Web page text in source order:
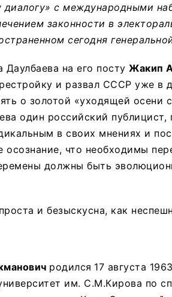
диалогу» с международными
законности в
сегодня
на его посту Жакип
и развал СССР уже в
о золотой «уходящей осени
один российский публицист,
в своих мнениях и
осознание, что необходимы
должны быть
и безыскусна, как
родился 17 августа
им. С.М.Кирова по